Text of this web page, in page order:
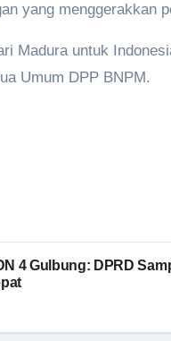
yang menggerakkan
Madura untuk
Umum DPP BNPM.
4 Gulbung: DPRD